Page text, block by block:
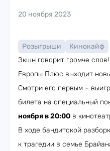
20 ноября 2023
Розыгрыши
Кинокайф
Экшн говорит громче
Европы Плюс выходит
Смотри его первым –
билета на специальный
ноября в 20:00 в
В ходе бандитской
к трагедии в семье